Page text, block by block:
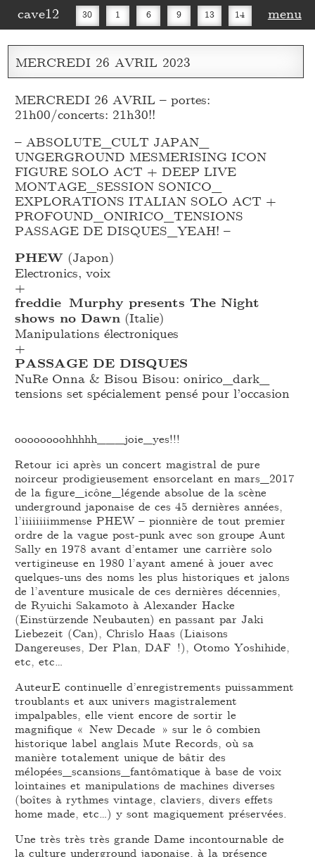
cave12 30 1 6 9 13 14
16 20 27 30
menu
MERCREDI 26 AVRIL 2023
MERCREDI 26 AVRIL – portes:
21h00/concerts: 21h30!!
– ABSOLUTE_ CULT JAPAN_
UNGERGROUND MESMERISING ICON
FIGURE SOLO ACT + DEEP LIVE
MONTAGE_ SESSION SONICO_
EXPLORATIONS ITALIAN SOLO ACT +
PROFOUND_ ONIRICO_TENSIONS
PASSAGE DE DISQUES_YEAH! –
PHEW (Japon)
Electronics, voix
+
freddie Murphy presents The Night
shows no Dawn (Italie)
Manipulations électroniques
+
PASSAGE DE DISQUES
NuRe Onna & Bisou Bisou: onirico_dark_
tensions set spécialement pensé pour l’occasion
oooooooohhhhh___joie_yes!!!
Retour ici après un concert magistral de pure
noirceur prodigieusement ensorcelant en mars_2017
de la figure_icône_légende absolue de la scène
underground japonaise de ces 45 dernières années,
l’iiiiiiiimmense PHEW – pionnière de tout premier
ordre de la vague post-punk avec son groupe Aunt
Sally en 1978 avant d’entamer une carrière solo
vertigineuse en 1980 l’ayant amené à jouer avec
quelques-uns des noms les plus historiques et jalons
de l’aventure musicale de ces dernières décennies,
de Ryuichi Sakamoto à Alexander Hacke
(Einstürzende Neubauten) en passant par Jaki
Liebezeit (Can), Chrislo Haas (Liaisons
Dangereuses, Der Plan, DAF !), Otomo Yoshihide,
etc, etc…
AuteurE continuelle d’enregistrements puissamment
troublants et aux univers magistralement
impalpables, elle vient encore de sortir le
magnifique « New Decade » sur le ô combien
historique label anglais Mute Records, où sa
manière totalement unique de bâtir des
mélopées_scansions_fantômatique à base de voix
lointaines et manipulations de machines diverses
(boîtes à rythmes vintage, claviers, divers effets
home made, etc…) y sont magiquement préservées.
Une très très très grande Dame incontournable de
la culture underground japonaise, à la présence